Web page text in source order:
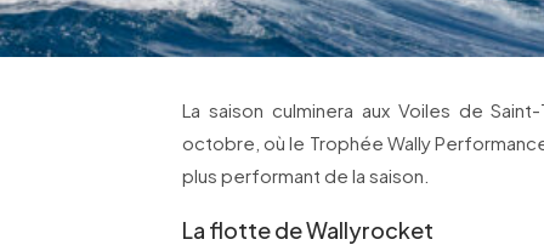
La saison culminera aux Voiles de
octobre, où le Trophée Wally
plus performant de la saison.
La flotte de Wallyrocket